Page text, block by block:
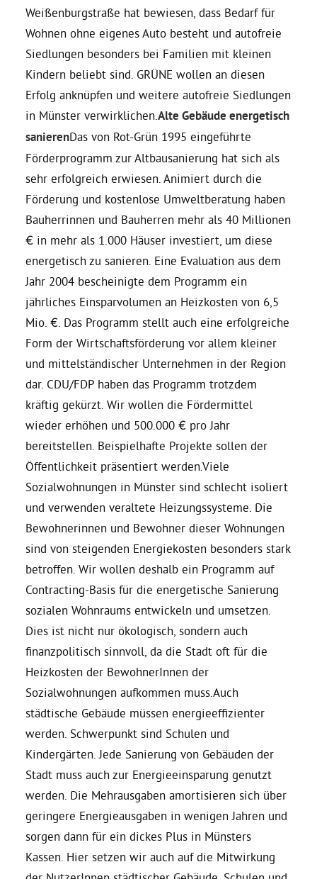
Weißenburgstraße hat bewiesen, dass Bedarf für
Wohnen ohne eigenes Auto besteht und autofreie
Siedlungen besonders bei Familien mit kleinen
Kindern beliebt sind. GRÜNE wollen an diesen
Erfolg anknüpfen und weitere autofreie Siedlungen
in Münster verwirklichen.Alte Gebäude energetisch
sanierenDas von Rot-Grün 1995 eingeführte
Förderprogramm zur Altbausanierung hat sich als
sehr erfolgreich erwiesen. Animiert durch die
Förderung und kostenlose Umweltberatung haben
Bauherrinnen und Bauherren mehr als 40 Millionen
€ in mehr als 1.000 Häuser investiert, um diese
energetisch zu sanieren. Eine Evaluation aus dem
Jahr 2004 bescheinigte dem Programm ein
jährliches Einsparvolumen an Heizkosten von 6,5
Mio. €. Das Programm stellt auch eine erfolgreiche
Form der Wirtschaftsförderung vor allem kleiner
und mittelständischer Unternehmen in der Region
dar. CDU/FDP haben das Programm trotzdem
kräftig gekürzt. Wir wollen die Fördermittel
wieder erhöhen und 500.000 € pro Jahr
bereitstellen. Beispielhafte Projekte sollen der
Öffentlichkeit präsentiert werden.Viele
Sozialwohnungen in Münster sind schlecht isoliert
und verwenden veraltete Heizungssysteme. Die
Bewohnerinnen und Bewohner dieser Wohnungen
sind von steigenden Energiekosten besonders stark
betroffen. Wir wollen deshalb ein Programm auf
Contracting-Basis für die energetische Sanierung
sozialen Wohnraums entwickeln und umsetzen.
Dies ist nicht nur ökologisch, sondern auch
finanzpolitisch sinnvoll, da die Stadt oft für die
Heizkosten der BewohnerInnen der
Sozialwohnungen aufkommen muss.Auch
städtische Gebäude müssen energieeffizienter
werden. Schwerpunkt sind Schulen und
Kindergärten. Jede Sanierung von Gebäuden der
Stadt muss auch zur Energieeinsparung genutzt
werden. Die Mehrausgaben amortisieren sich über
geringere Energieausgaben in wenigen Jahren und
sorgen dann für ein dickes Plus in Münsters
Kassen. Hier setzen wir auch auf die Mitwirkung